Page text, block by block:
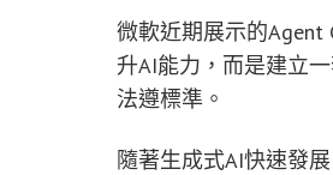
微軟近期展示的Agent
升AI能力，而是建立
法遵標準。
隨著生成式AI快速發